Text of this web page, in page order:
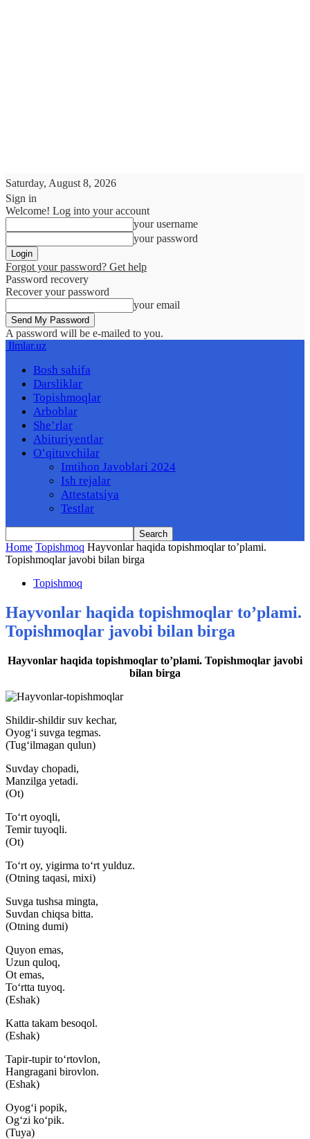
Saturday, August 8, 2026
Sign in
Welcome! Log into your account
your username
your password
Forgot your password? Get help
Password recovery
Recover your password
your email
A password will be e-mailed to you.
Ilmlar.uz
Bosh sahifa
Darsliklar
Topishmoqlar
Arboblar
She’rlar
Abituriyentlar
O’qituvchilar
Imtihon Javoblari 2024
Ish rejalar
Attestatsiya
Testlar
Home Topishmoq Hayvonlar haqida topishmoqlar to’plami.
Topishmoqlar javobi bilan birga
Topishmoq
Hayvonlar haqida topishmoqlar to’plami.
Topishmoqlar javobi bilan birga
Hayvonlar haqida topishmoqlar to’plami. Topishmoqlar javobi
bilan birga
Shildir-shildir suv kechar,
Oyog‘i suvga tegmas.
(Tug‘ilmagan qulun)
Suvday chopadi,
Manzilga yetadi.
(Ot)
To‘rt oyoqli,
Temir tuyoqli.
(Ot)
To‘rt oy, yigirma to‘rt yulduz.
(Otning taqasi, mixi)
Suvga tushsa mingta,
Suvdan chiqsa bitta.
(Otning dumi)
Quyon emas,
Uzun quloq,
Ot emas,
To‘rtta tuyoq.
(Eshak)
Katta takam besoqol.
(Eshak)
Tapir-tupir to‘rtovlon,
Hangragani birovlon.
(Eshak)
Oyog‘i popik,
Og‘zi ko‘pik.
(Tuya)